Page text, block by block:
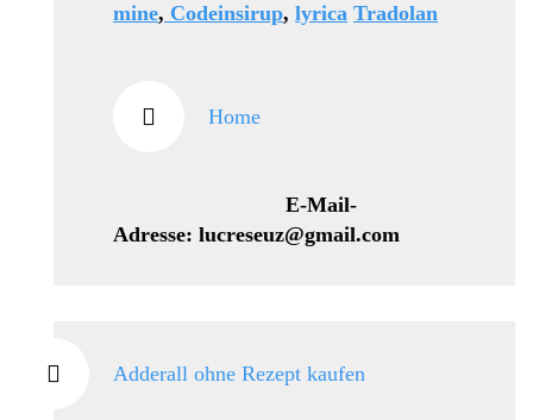
mine, Codeinsirup, lyrica Tradolan
Home
E-Mail-
Adresse: lucreseuz@gmail.com
Adderall ohne Rezept kaufen